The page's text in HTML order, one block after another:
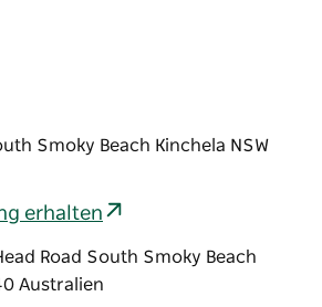
eine Mischung aus Links- und
ganz für sich alleine haben.
Smoky Beach Kinchela NSW
erhalten